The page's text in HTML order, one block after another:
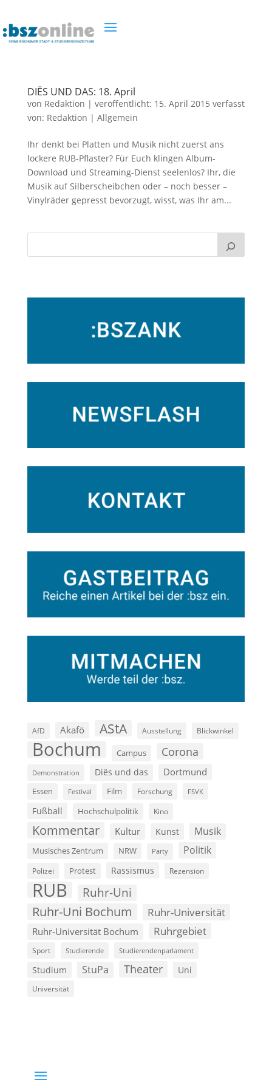
DIËS UND DAS: 18. April
von Redaktion | veröffentlicht: 15. April 2015 verfasst
von: Redaktion | Allgemein
Ihr denkt bei Platten und Musik nicht zuerst ans
lockere RUB-Pflaster? Für Euch klingen Album-
Download und Streaming-Dienst seelenlos? Ihr, die
Musik auf Silberscheibchen oder – noch besser –
Vinylräder gepresst bevorzugt, wisst, was Ihr am...
AfD Akafö AStA Ausstellung Blickwinkel
Bochum Campus Corona
Demonstration Diës und das Dortmund
Essen Festival Film Forschung FSVK
Fußball Hochschulpolitik Kino
Kommentar Kultur Kunst Musik
Musisches Zentrum NRW Party Politik
Polizei Protest Rassismus Rezension
RUB Ruhr-Uni
Ruhr-Uni Bochum Ruhr-Universität
Ruhr-Universität Bochum Ruhrgebiet
Sport Studierende Studierendenparlament
Studium StuPa Theater Uni
Universität